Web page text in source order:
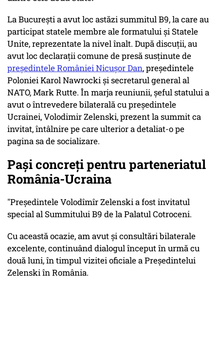
La București a avut loc astăzi summitul B9, la care au
participat statele membre ale formatului și Statele
Unite, reprezentate la nivel înalt. După discuții, au
avut loc declarații comune de presă susținute de
președintele României Nicușor Dan, președintele
Poloniei Karol Nawrocki și secretarul general al
NATO, Mark Rutte. În marja reuniunii, șeful statului a
avut o întrevedere bilaterală cu președintele
Ucrainei, Volodimir Zelenski, prezent la summit ca
invitat, întâlnire pe care ulterior a detaliat-o pe
pagina sa de socializare.
Pași concreți pentru parteneriatul
România-Ucraina
"Președintele Volodîmîr Zelenski a fost invitatul
special al Summitului B9 de la Palatul Cotroceni.
Cu această ocazie, am avut și consultări bilaterale
excelente, continuând dialogul început în urmă cu
două luni, în timpul vizitei oficiale a Președintelui
Zelenski în România.